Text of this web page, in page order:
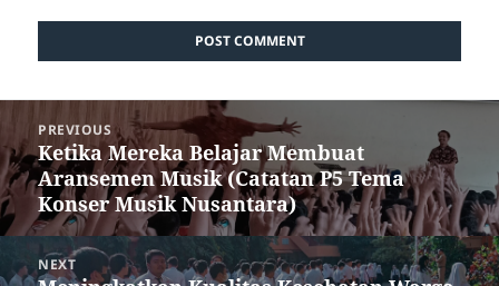
navigation
PREVIOUS
Previous
post:
Ketika Mereka Belajar Membuat
Aransemen Musik (Catatan P5 Tema
Konser Musik Nusantara)
NEXT